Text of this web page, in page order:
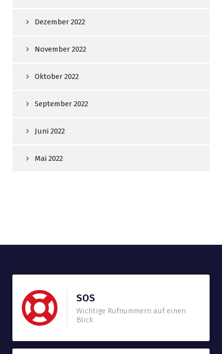
Dezember 2022
November 2022
Oktober 2022
September 2022
Juni 2022
Mai 2022
SOS
Wichtige Rufnummern auf einen
Blick